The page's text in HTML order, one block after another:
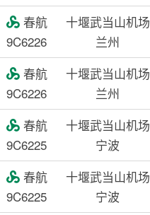
春航
9C6226
十堰武当山机场
兰州
春航
9C6226
十堰武当山机场
兰州
春航
9C6225
十堰武当山机场
宁波
春航
9C6225
十堰武当山机场
宁波